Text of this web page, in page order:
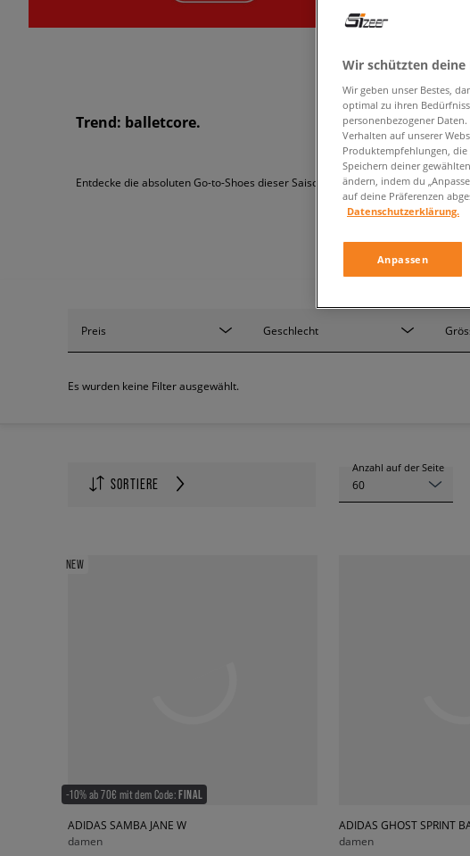
Trend: balletcore.
Entdecke die absoluten Go-to-Shoes dieser Saison!
SORTIERE
Anzahl auf der Seite
60
Preis Geschlecht
Es wurden keine Filter ausgewählt.
NEW
-10% ab 70€ mit dem Code:FINAL
ADIDAS SAMBA JANE W
damen
ADIDAS GHOST SPRINT
damen
Wir schützten deine
Wir geben unser Bestes,
optimal zu ihren
personenbezogener
Verhalten auf unserer
Produktempfehlungen, die
Speichern deiner
ändern, indem du
auf deine Präferenzen
Datenschutzerklärung.
Anpassen